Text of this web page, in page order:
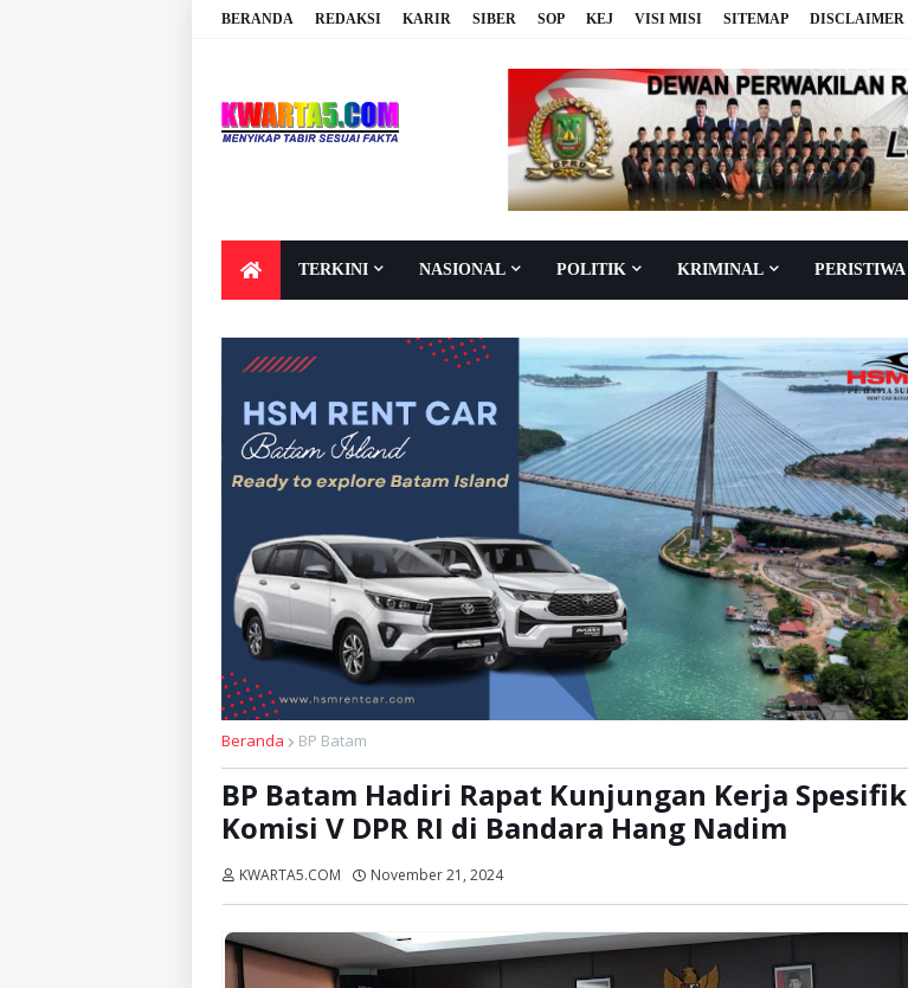
BERANDA REDAKSI KARIR SIBER SOP KEJ VISI MISI SITEMAP DISCLAIMER
TERKINI NASIONAL POLITIK KRIMINAL PERISTIWA
Beranda BP Batam
BP Batam Hadiri Rapat Kunjungan Kerja Spesifik
Komisi V DPR RI di Bandara Hang Nadim
KWARTA5.COM November 21, 2024